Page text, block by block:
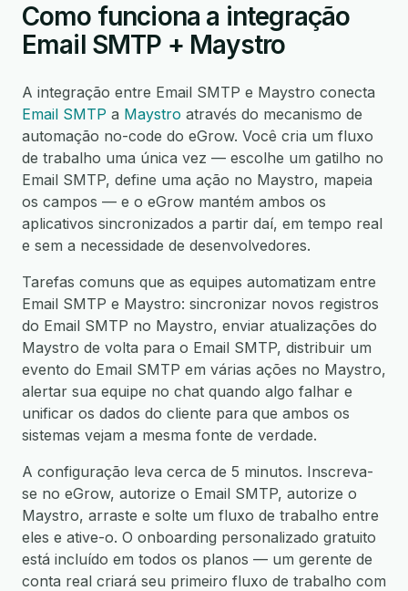
Como funciona a integração
Email SMTP + Maystro
A integração entre Email SMTP e Maystro conecta
Email SMTP a Maystro através do mecanismo de
automação no-code do eGrow. Você cria um fluxo
de trabalho uma única vez — escolhe um gatilho no
Email SMTP, define uma ação no Maystro, mapeia
os campos — e o eGrow mantém ambos os
aplicativos sincronizados a partir daí, em tempo real
e sem a necessidade de desenvolvedores.
Tarefas comuns que as equipes automatizam entre
Email SMTP e Maystro: sincronizar novos registros
do Email SMTP no Maystro, enviar atualizações do
Maystro de volta para o Email SMTP, distribuir um
evento do Email SMTP em várias ações no Maystro,
alertar sua equipe no chat quando algo falhar e
unificar os dados do cliente para que ambos os
sistemas vejam a mesma fonte de verdade.
A configuração leva cerca de 5 minutos. Inscreva-
se no eGrow, autorize o Email SMTP, autorize o
Maystro, arraste e solte um fluxo de trabalho entre
eles e ative-o. O onboarding personalizado gratuito
está incluído em todos os planos — um gerente de
conta real criará seu primeiro fluxo de trabalho com